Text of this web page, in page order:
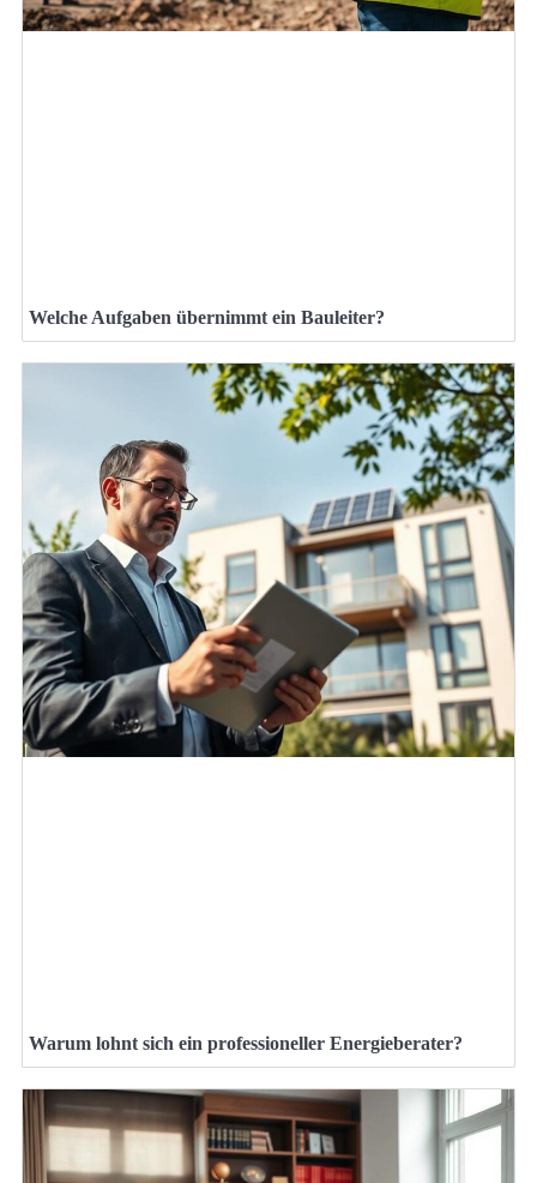
Welche Aufgaben übernimmt ein Bauleiter?
Warum lohnt sich ein professioneller Energieberater?